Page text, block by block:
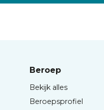
Beroep
Bekijk alles
Beroepsprofiel